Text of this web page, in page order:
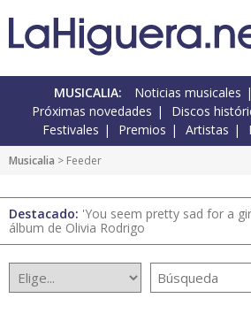
MUSICALIA: Noticias musicales
Próximas novedades
Discos
Festivales
Premios Artistas
Musicalia > Feeder
Destacado: 'You seem pretty sad for a
álbum de Olivia Rodrigo